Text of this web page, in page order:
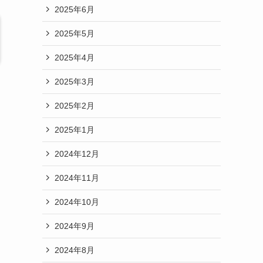
2025年6月
2025年5月
2025年4月
2025年3月
2025年2月
2025年1月
2024年12月
2024年11月
2024年10月
2024年9月
2024年8月